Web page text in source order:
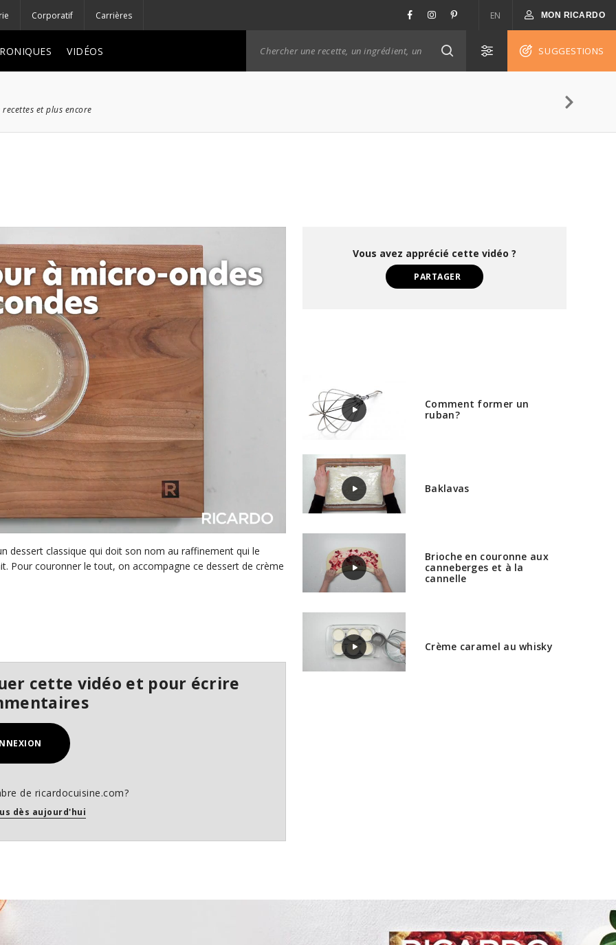
Corporatif Carrières EN MON RICARDO
VIDÉOS SUGGESTIONS
et plus encore
dessert classique qui doit son nom au raffinement qui le
Pour couronner le tout, on accompagne ce dessert de crème
cette vidéo et pour écrire
de ricardocuisine.com?
dès aujourd'hui
Vous avez apprécié cette vidéo ?
PARTAGER
Comment former un
ruban?
Baklavas
Brioche en couronne aux
canneberges et à la
cannelle
Crème caramel au whisky